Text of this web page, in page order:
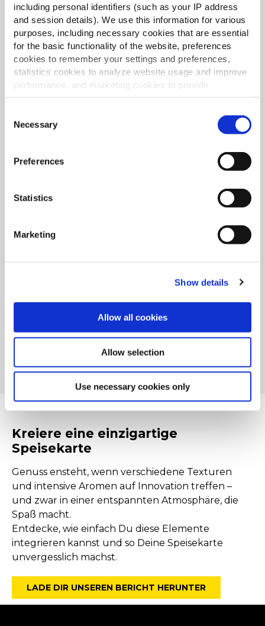
including personal identifiers (such as your IP address
and session details). We use this information for various
purposes, including necessary cookies that are essential
for the basic functionality of the website, preferences
cookies to remember your settings and preferences,
statistics cookies to analyze website usage and improve
performance, and marketing cookies to provide
personalized content and advertising.
By clicking 'Allow all cookies', you consent to the use of
all cookies. If you'd like to customize your preferences,
'Allow selection.'
To learn more about our cookies, click on "Show details."
You can withdraw or modify your consent at any time by
For additional information, you can view our
Global
Selection
Necessary
Preferences
Statistics
Marketing
Show details
Allow all cookies
Allow selection
Use necessary cookies only
Kreiere eine einzigartige
Speisekarte
Genuss ensteht, wenn verschiedene Texturen
und intensive Aromen auf Innovation treffen –
und zwar in einer entspannten Atmosphäre, die
Spaß macht.
Entdecke, wie einfach Du diese Elemente
integrieren kannst und so Deine Speisekarte
unvergesslich machst.
LADE DIR UNSEREN BERICHT HERUNTER